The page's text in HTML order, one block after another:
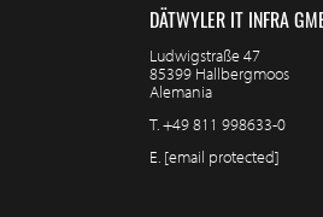
DÄTWYLER IT INFRA
Ludwigstraße 47
85399 Hallbergmoos
Alemania
T.+49 811 998633-0
E. [email protected]